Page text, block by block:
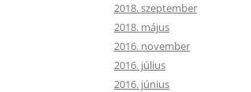
2018. szeptember
2018. május
2016. november
2016. július
2016. június